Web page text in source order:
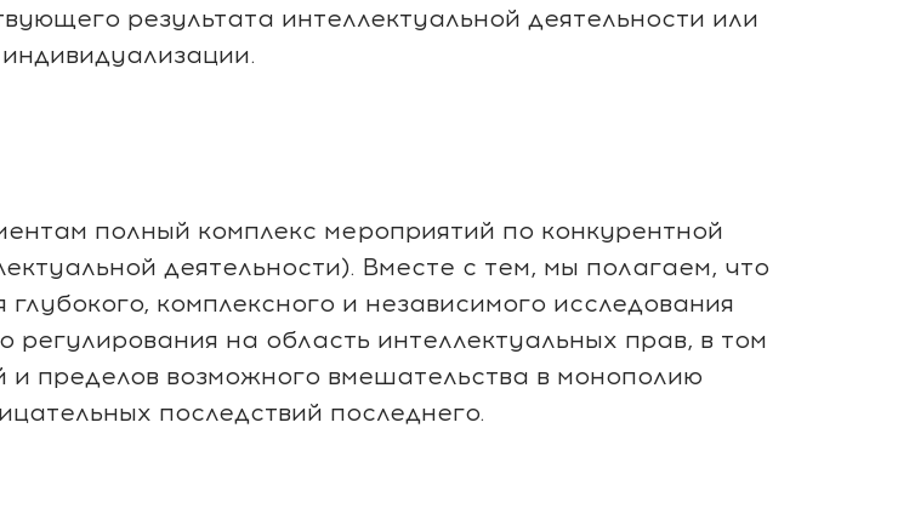
результата интеллектуальной деятельности или
полный комплекс мероприятий по конкурентной
деятельности). Вместе с тем, мы полагаем, что
комплексного и независимого исследования
на область интеллектуальных прав, в том
и пределов возможного вмешательства в монополию
последствий последнего.